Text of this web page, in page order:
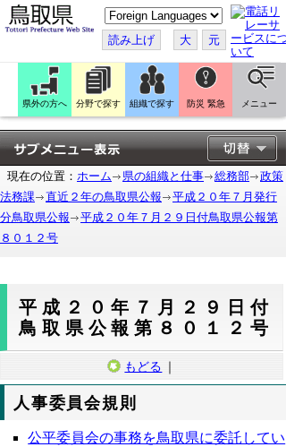
こ
の
ペ
ー
ジ
翻
訳
す
る
読み上げ 大 元
県外の方へ 分野で探す 組織で探す 防災 緊急 メニュー
現在の位置： ホーム 県の組織と仕事 総務部
政策
法務課
直近２年の鳥取県公報
平成２０年７月発行
分鳥取県公報
平成２０年７月２９日付鳥取県公報第
８０１２号
平成２０年７月２９日付
鳥取県公報第８０１２号
もどる ｜
人事委員会規則
公平委員会の事務を鳥取県に委託してい